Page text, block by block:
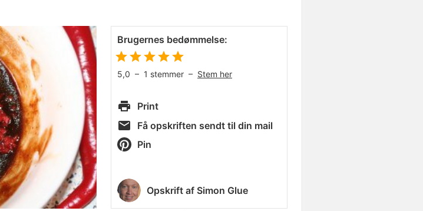
Brugernes bedømmelse:
5,0 – 1 stemmer – Stem her
Print
Få opskriften sendt til din mail
Pin
Opskrift af Simon Glue